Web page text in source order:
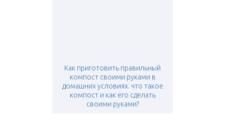
Как приготовить правильный
компост своими руками в
домашних условиях. что такое
компост и как его сделать
своими руками?